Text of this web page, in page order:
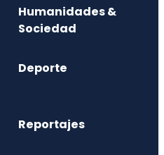
Humanidades &
Sociedad
Deporte
Reportajes